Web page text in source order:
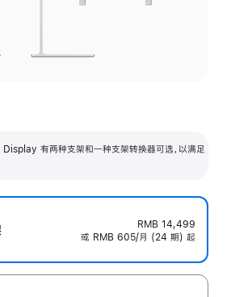
有两种支架和一种支架转换器可选，以满足
RMB 14,499
或 RMB 605/月 (24 期) 起